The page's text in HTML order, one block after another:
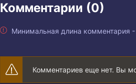
Комментарии (0)
Минимальная длина комментария
Комментариев еще нет. Вы